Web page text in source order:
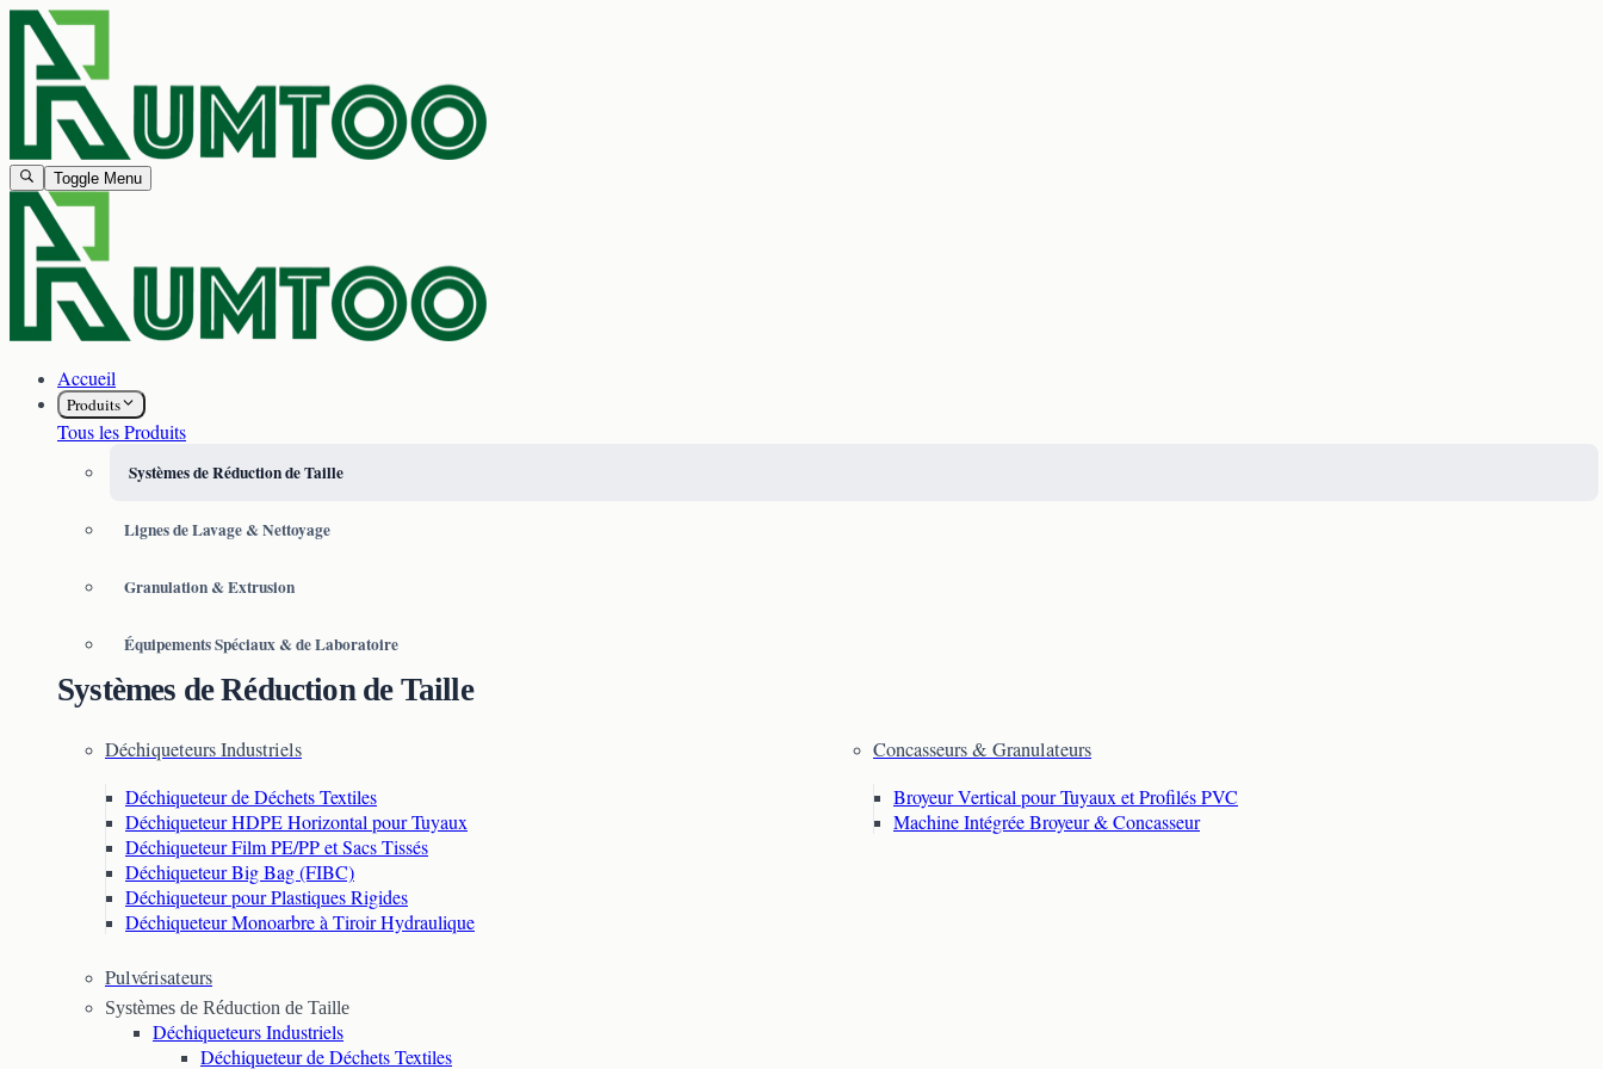
Toggle Menu
Accueil
Produits
Tous les Produits
Systèmes de Réduction de Taille
Lignes de Lavage & Nettoyage
Granulation & Extrusion
Équipements Spéciaux & de Laboratoire
Systèmes de Réduction de Taille
Déchiqueteurs Industriels
Déchiqueteur de Déchets Textiles
Déchiqueteur HDPE Horizontal pour Tuyaux
Déchiqueteur Film PE/PP et Sacs Tissés
Déchiqueteur Big Bag (FIBC)
Déchiqueteur pour Plastiques Rigides
Déchiqueteur Monoarbre à Tiroir Hydraulique
Concasseurs & Granulateurs
Broyeur Vertical pour Tuyaux et Profilés PVC
Machine Intégrée Broyeur & Concasseur
Pulvérisateurs
Systèmes de Réduction de Taille
Déchiqueteurs Industriels
Déchiqueteur de Déchets Textiles